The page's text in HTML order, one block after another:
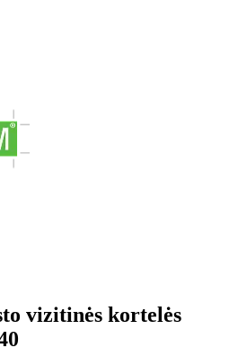
vizitinės kortelės